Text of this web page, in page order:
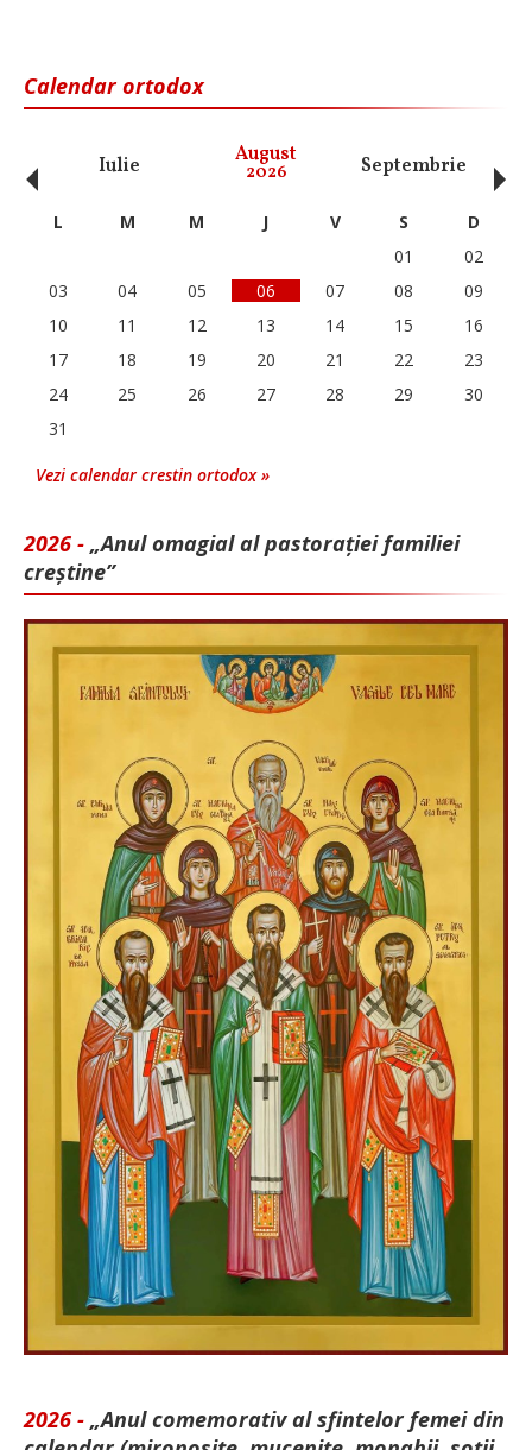
Calendar ortodox
Iulie August
2026 Septembrie
‹ L M M J V S
D
01
02
03
04 05 06 07 08
09
10
11 12 13 14 15
16
17
18 19 20 21 22
23
24
25 26 27 28 29
30
31
Vezi calendar crestin ortodox »
2026 - „Anul omagial al pastorației familiei
creștine”
2026 - „Anul comemorativ al sfintelor femei din